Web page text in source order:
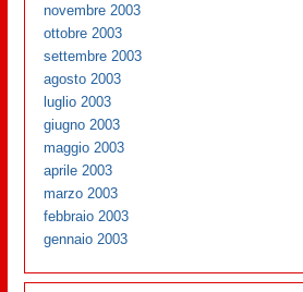
novembre 2003
ottobre 2003
settembre 2003
agosto 2003
luglio 2003
giugno 2003
maggio 2003
aprile 2003
marzo 2003
febbraio 2003
gennaio 2003